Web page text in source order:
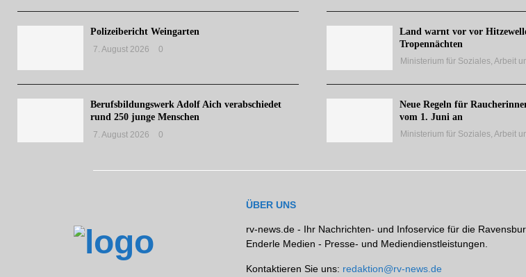
Polizeibericht Weingarten
7. August 2026 0
Berufsbildungswerk Adolf Aich verabschiedet
rund 250 junge Menschen
7. August 2026 0
Land warnt vor vor
Tropennächten
Ministerium für Soziales, Arbeit
Neue Regeln für
vom 1. Juni an
Ministerium für Soziales, Arbeit
ÜBER UNS
rv-news.de - Ihr Nachrichten- und Infoservice für die
Enderle Medien - Presse- und Mediendienstleistungen.
Kontaktieren Sie uns: redaktion@rv-news.de